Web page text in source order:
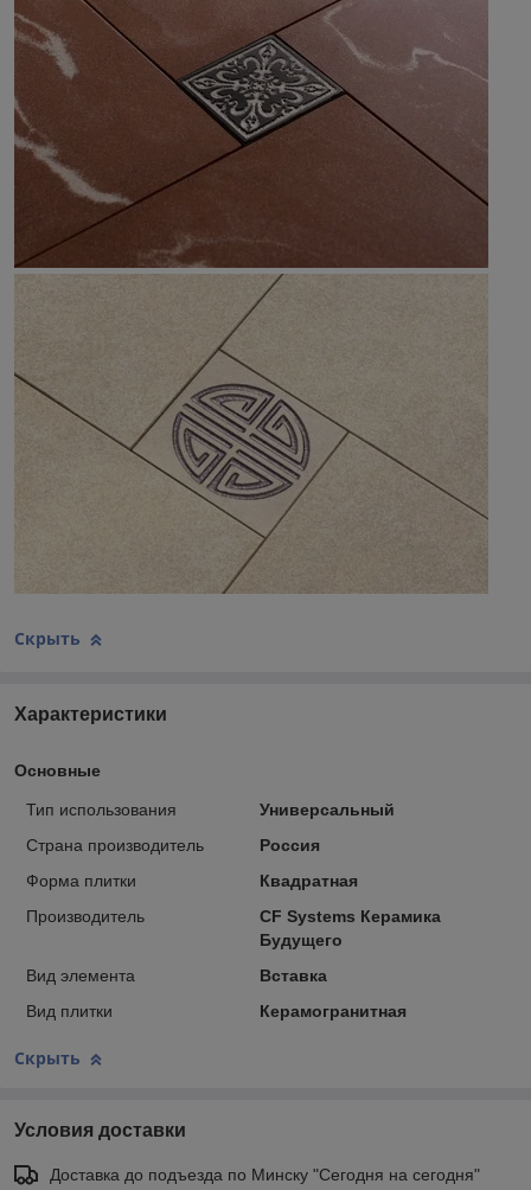
Скрыть
Характеристики
Основные
Тип использования
Универсальный
Страна производитель
Россия
Форма плитки
Квадратная
Производитель
CF Systems Керамика
Будущего
Вид элемента
Вставка
Вид плитки
Керамогранитная
Скрыть
Условия доставки
Доставка до подъезда по Минску "Сегодня на сегодня"